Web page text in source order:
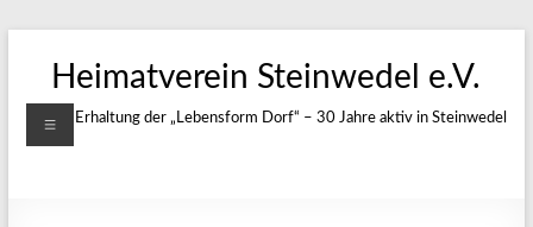
Inhalt
springenHeimatverein Steinwedel e.V.
Für die Erhaltung der „Lebensform Dorf“ – 30 Jahre aktiv in Steinwedel
Menü